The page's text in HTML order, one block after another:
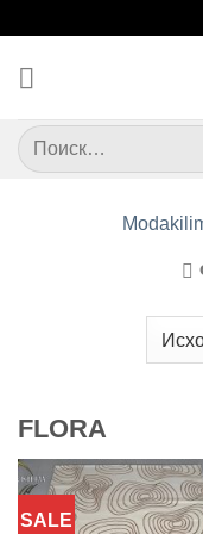
content
Искать:
FLORA
SALE